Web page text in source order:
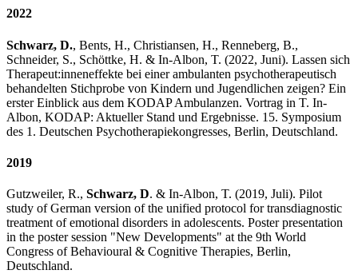
2022
Schwarz, D., Bents, H., Christiansen, H., Renneberg, B.,
Schneider, S., Schöttke, H. & In-Albon, T. (2022, Juni). Lassen sich
Therapeut:inneneffekte bei einer ambulanten psychotherapeutisch
behandelten Stichprobe von Kindern und Jugendlichen zeigen? Ein
erster Einblick aus dem KODAP Ambulanzen. Vortrag in T. In-
Albon, KODAP: Aktueller Stand und Ergebnisse. 15. Symposium
des 1. Deutschen Psychotherapiekongresses, Berlin, Deutschland.
2019
Gutzweiler, R., Schwarz, D. & In-Albon, T. (2019, Juli). Pilot
study of German version of the unified protocol for transdiagnostic
treatment of emotional disorders in adolescents. Poster presentation
in the poster session "New Developments" at the 9th World
Congress of Behavioural & Cognitive Therapies, Berlin,
Deutschland.